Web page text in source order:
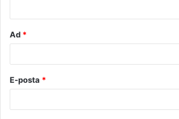
Ad *
E-posta *